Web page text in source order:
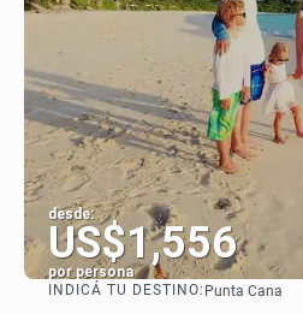
desde:
US$1,556
por persona
Ver
INDICÁ TU DESTINO: Punta Cana